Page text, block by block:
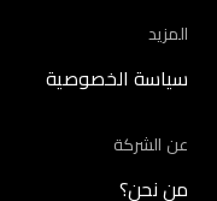
المزيد
سياسة الخصوصية
عن الشركة
من نحن؟